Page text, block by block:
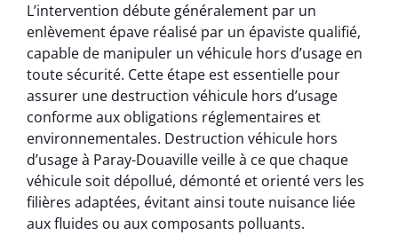
L’intervention débute généralement par un
enlèvement épave réalisé par un épaviste qualifié,
capable de manipuler un véhicule hors d’usage en
toute sécurité. Cette étape est essentielle pour
assurer une destruction véhicule hors d’usage
conforme aux obligations réglementaires et
environnementales. Destruction véhicule hors
d’usage à Paray-Douaville veille à ce que chaque
véhicule soit dépollué, démonté et orienté vers les
filières adaptées, évitant ainsi toute nuisance liée
aux fluides ou aux composants polluants.